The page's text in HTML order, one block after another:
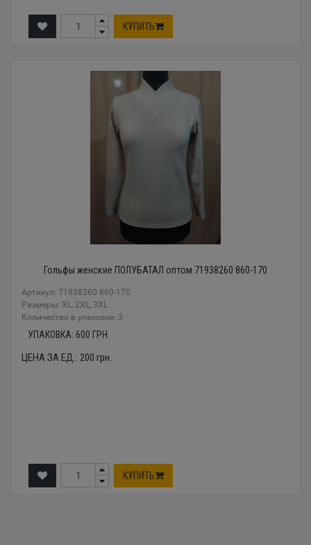
КУПИТЬ
Гольфы женские ПОЛУБАТАЛ оптом 71938260 860-170
Артикул: 71938260 860-170
Размеры: XL, 2XL, 3XL
Количество в упаковке: 3
УПАКОВКА: 600 ГРН.
ЦЕНА ЗА ЕД.: 200 грн.
КУПИТЬ